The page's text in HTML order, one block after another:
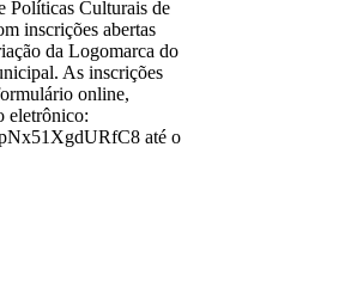
Políticas Culturais de
inscrições abertas
da Logomarca do
As inscrições
online,
eletrônico:
até o